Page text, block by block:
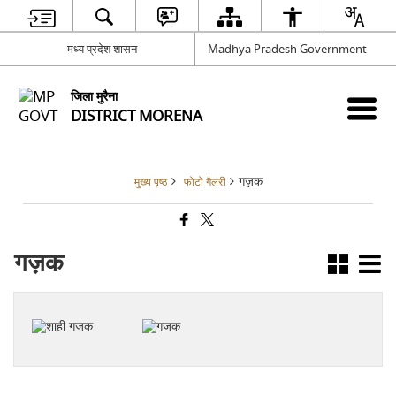
मध्य प्रदेश शासन Madhya Pradesh Government
जिला मुरैना
DISTRICT MORENA
मुख्य पृष्ठ फोटो गैलरी गज़क
गज़क